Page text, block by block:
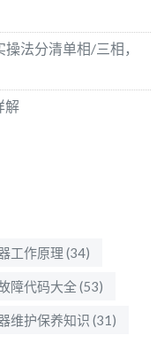
法分清单相/三相，
解
工作原理 (34)
障代码大全(53)
维护保养知识 (31)